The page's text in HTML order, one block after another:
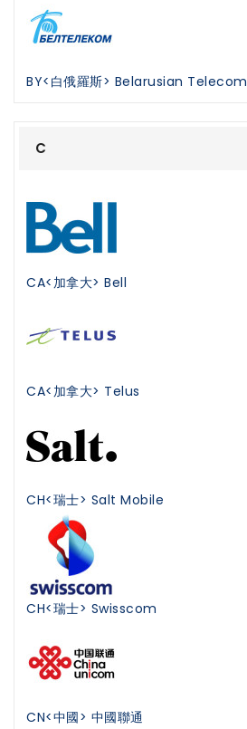
BY<白俄羅斯> Belarusian Telecom
C
CA<加拿大> Bell
CA<加拿大> Telus
CH<瑞士> Salt Mobile
CH<瑞士> Swisscom
CN<中國> 中國聯通